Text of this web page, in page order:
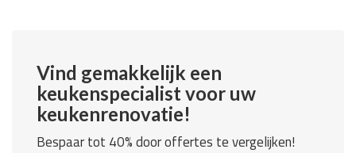
Vind gemakkelijk een
keukenspecialist voor uw
keukenrenovatie!
Bespaar tot 40% door offertes te vergelijken!